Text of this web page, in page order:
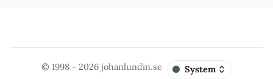
© 1998 - 2026johanlundin.se